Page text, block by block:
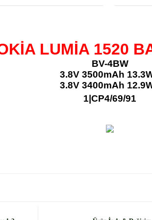
LUMİA 1520
BV-4BW
3.8V 3500mAh
3.8V 3400mAh
1|CP4/69/91